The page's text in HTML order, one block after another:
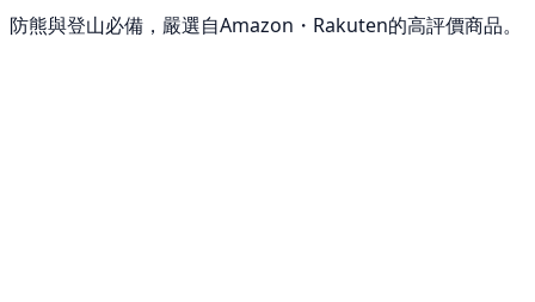
防熊與登山必備，嚴選自Amazon・Rakuten的高評價商品。